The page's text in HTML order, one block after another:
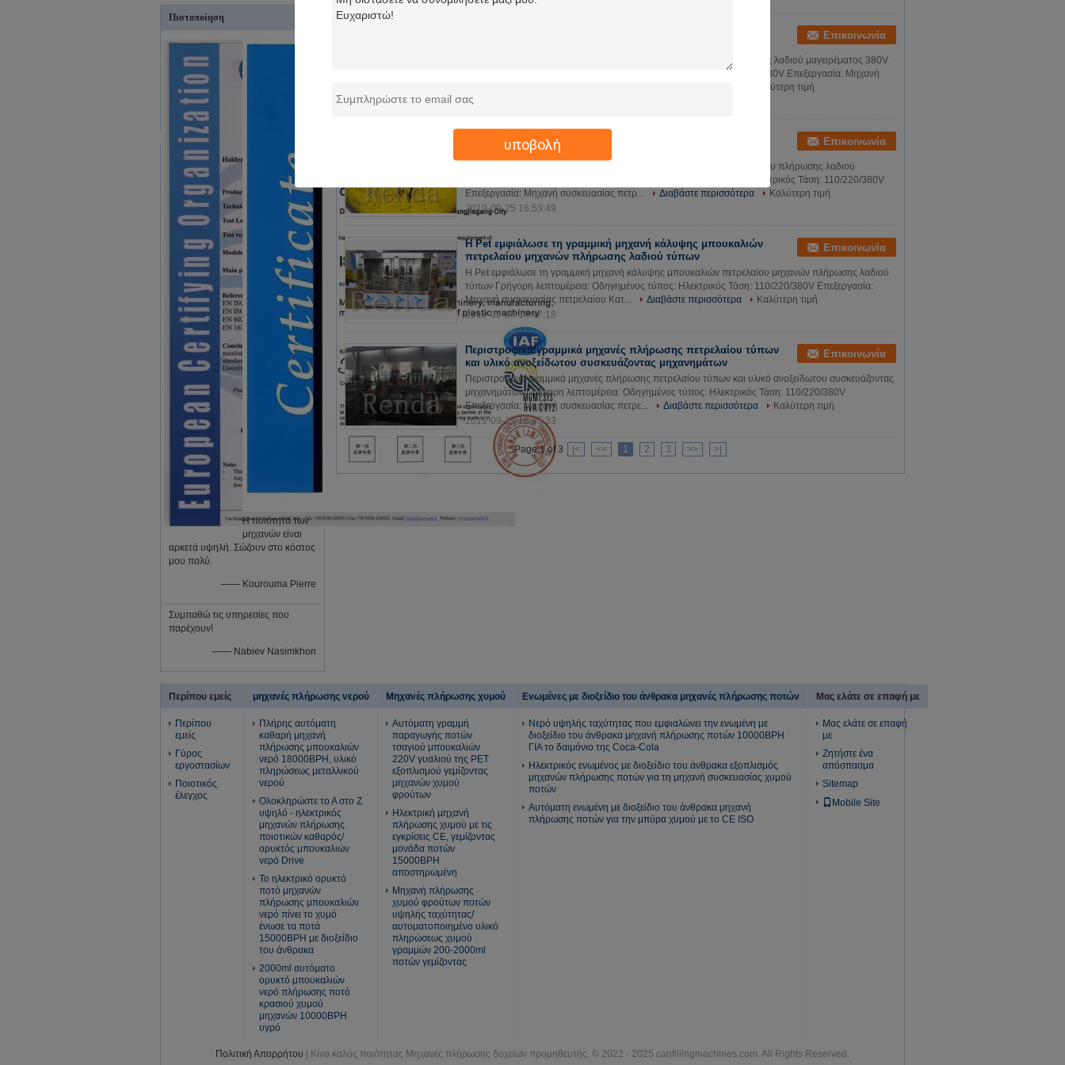
υποβολή
Πιστοποίηση
Η ποιότητα των
μηχανών είναι
αρκετά υψηλή. Σώζουν στο κόστος
μου πολύ.
—— Kourouma Pierre
Συμπαθώ τις υπηρεσίες που
παρέχουν!
—— Nabiev Nasimkhon
Επικοινωνία
Αυτόματο γραμμικό εδώδιμο πιστοποιητικό CE ISO μηχανών πλήρωσης λαδιού μαγειρέματος 380V
Γρήγορη λεπτομέρεια: Οδηγημένος τύπος: Ηλεκτρικός Τάση: 110/220/380V Επεξεργασία: Μηχανή
Καλύτερη τιμή
2019-09-26 11:13:13
Γεμίζοντας και σφραγίζοντας μηχανή πλήρους αυτόματου
φυτικού ελαίου πλήρωσης λαδιού μαγειρέματος μηχανών
Επικοινωνία
Γεμίζοντας και σφραγίζοντας μηχανή πλήρους αυτόματου φυτικού ελαίου πλήρωσης λαδιού
μαγειρέματος μηχανών Γρήγορη λεπτομέρεια: Οδηγημένος τύπος: Ηλεκτρικός Τάση: 110/220/380V
Επεξεργασία: Μηχανή συσκευασίας πετρ...
Διαβάστε περισσότερα
Καλύτερη τιμή
2019-09-25 16:53:49
Η Pet εμφιάλωσε τη γραμμική μηχανή κάλυψης μπουκαλιών
πετρελαίου μηχανών πλήρωσης λαδιού τύπων
Επικοινωνία
Η Pet εμφιάλωσε τη γραμμική μηχανή κάλυψης μπουκαλιών πετρελαίου μηχανών πλήρωσης λαδιού
τύπων Γρήγορη λεπτομέρεια: Οδηγημένος τύπος: Ηλεκτρικός Τάση: 110/220/380V Επεξεργασία:
Μηχανή συσκευασίας πετρελαίου Κατ...
Διαβάστε περισσότερα
Καλύτερη τιμή
2019-09-25 16:47:18
Περιστροφικά/γραμμικά μηχανές πλήρωσης πετρελαίου τύπων
και υλικό ανοξείδωτου συσκευάζοντας μηχανημάτων
Επικοινωνία
Περιστροφικά/γραμμικά μηχανές πλήρωσης πετρελαίου τύπων και υλικό ανοξείδωτου συσκευάζοντας
μηχανημάτων Γρήγορη λεπτομέρεια: Οδηγημένος τύπος: Ηλεκτρικός Τάση: 110/220/380V
Επεξεργασία: Μηχανή συσκευασίας πετρε...
Διαβάστε περισσότερα
Καλύτερη τιμή
2019-09-25 16:45:33
Page 1 of 3 |< << 1 2 3 >> >|
Περίπου εμείς
Περίπου
εμείς
Γύρος
εργοστασίων
Ποιοτικός
έλεγχος
μηχανές πλήρωσης νερού
Πλήρης αυτόματη
καθαρή μηχανή
πλήρωσης μπουκαλιών
νερό 18000BPH, υλικό
πληρώσεως μεταλλικού
νερού
Ολοκληρώστε το Α στο Ζ
υψηλό - ηλεκτρικός
μηχανών πλήρωσης
ποιοτικών καθαρός/
ορυκτός μπουκαλιών
νερό Drive
Το ηλεκτρικό ορυκτό
ποτό μηχανών
πλήρωσης μπουκαλιών
νερό πίνει το χυμό
ένωσε τα ποτά
15000BPH με διοξείδιο
του άνθρακα
2000ml αυτόματο
ορυκτό μπουκαλιών
νερό πλήρωσης ποτό
κρασιού χυμού
μηχανών 10000BPH
υγρό
Μηχανές πλήρωσης χυμού
Αυτόματη γραμμή
παραγωγής ποτών
τσαγιού μπουκαλιών
220V γυαλιού της PET
εξοπλισμού γεμίζοντας
μηχανών χυμού
φρούτων
Ηλεκτρική μηχανή
πλήρωσης χυμού με τις
εγκρίσεις CE, γεμίζοντας
μονάδα ποτών
15000BPH
αποστηρωμένη
Μηχανή πλήρωσης
χυμού φρούτων ποτών
υψηλής ταχύτητας/
αυτοματοποιημένο υλικό
πληρώσεως χυμού
γραμμών 200-2000ml
ποτών γεμίζοντας
Ενωμένες με διοξείδιο του άνθρακα μηχανές πλήρωσης ποτών
Νερό υψηλής ταχύτητας που εμφιαλώνει την ενωμένη με
διοξείδιο του άνθρακα μηχανή πλήρωσης ποτών 10000BPH
ΓΙΑ το δαιμόνιο της Coca-Cola
Ηλεκτρικός ενωμένος με διοξείδιο του άνθρακα εξοπλισμός
μηχανών πλήρωσης ποτών για τη μηχανή συσκευασίας χυμού
ποτών
Αυτόματη ενωμένη με διοξείδιο του άνθρακα μηχανή
πλήρωσης ποτών για την μπύρα χυμού με το CE ISO
Μας ελάτε σε επαφή με
Μας ελάτε σε επαφή
με
Ζητήστε ένα
απόσπασμα
Sitemap
Mobile Site
Πολιτική Απορρήτου | Κίνα καλός ποιότητας Μηχανές πλήρωσης δοχείων προμηθευτής. © 2022 - 2025 canfillingmachines.com. All Rights Reserved.